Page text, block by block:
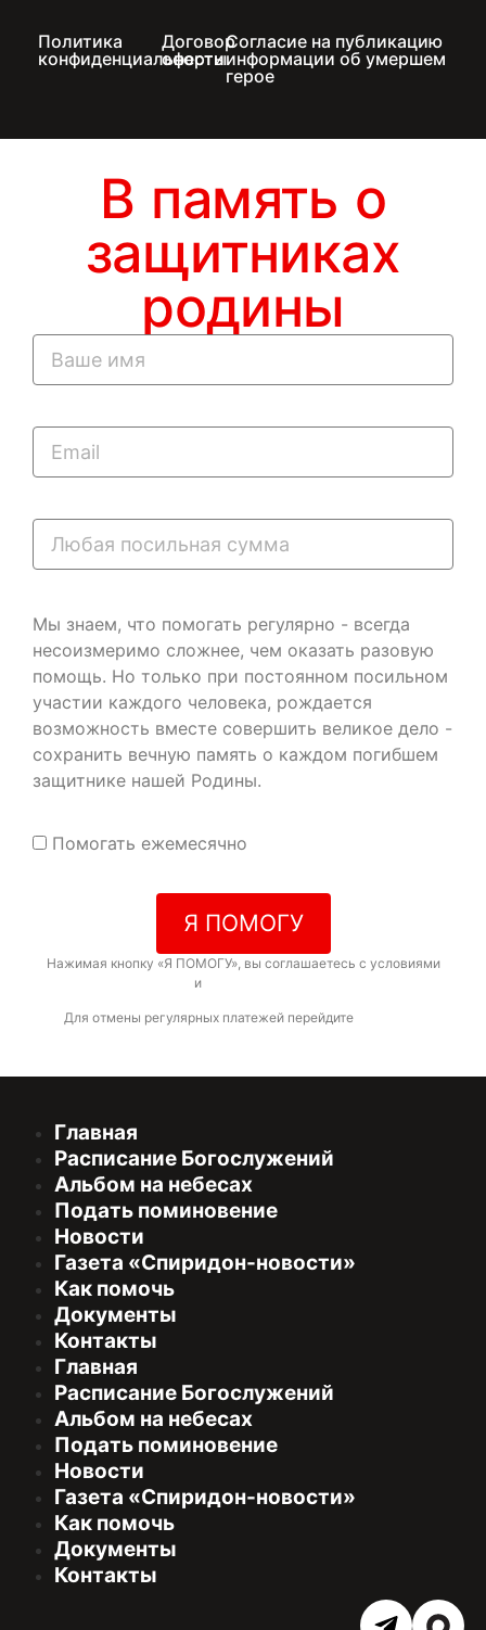
Политика
конфиденциальности
Договор
оферты
Согласие на публикацию
информации об умершем
герое
В память о
защитниках
родины
Мы знаем, что помогать регулярно - всегда
несоизмеримо сложнее, чем оказать разовую
помощь. Но только при постоянном посильном
участии каждого человека, рождается
возможность вместе совершить великое дело -
сохранить вечную память о каждом погибшем
защитнике нашей Родины.
Помогать ежемесячно
Я ПОМОГУ
Нажимая кнопку «Я ПОМОГУ», вы соглашаетесь с условиями
и
Для отмены регулярных платежей перейдите
Главная
Расписание Богослужений
Альбом на небесах
Подать поминовение
Новости
Газета «Спиридон-новости»
Как помочь
Документы
Контакты
Главная
Расписание Богослужений
Альбом на небесах
Подать поминовение
Новости
Газета «Спиридон-новости»
Как помочь
Документы
Контакты